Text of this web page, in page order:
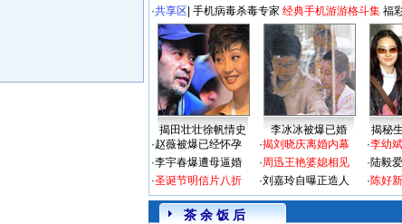
·共享区 手机病毒杀毒专家 经典手机游游格斗集 福
揭田壮壮徐帆情史 李冰冰被爆已婚
揭秘
·赵薇被爆已经怀孕
·李宇春爆遭母逼婚
·圣诞节明信片八折
·揭刘晓庆离婚内幕
·周迅王艳婆媳相见
·刘嘉玲自曝正造人
·李幼
·陆毅
·陈好
茶 余 饭 后